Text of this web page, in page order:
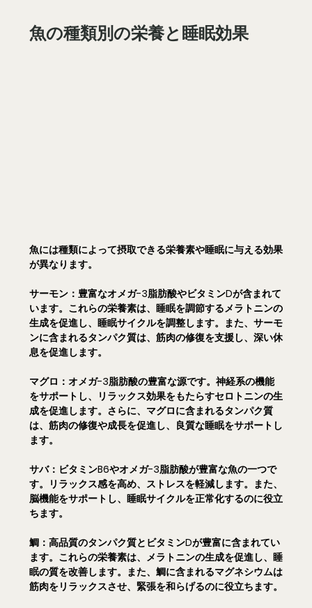
魚の種類別の栄養と睡眠効果
魚には種類によって摂取できる栄養素や睡眠に与える効果
が異なります。
サーモン： 豊富なオメガ-3脂肪酸やビタミンDが含まれて
います。これらの栄養素は、睡眠を調節するメラトニンの
生成を促進し、睡眠サイクルを調整します。また、サーモ
ンに含まれるタンパク質は、筋肉の修復を支援し、深い休
息を促進します。
マグロ： オメガ-3脂肪酸の豊富な源です。神経系の機能
をサポートし、リラックス効果をもたらすセロトニンの生
成を促進します。さらに、マグロに含まれるタンパク質
は、筋肉の修復や成長を促進し、良質な睡眠をサポートし
ます。
サバ： ビタミンB6やオメガ-3脂肪酸が豊富な魚の一つで
す。リラックス感を高め、ストレスを軽減します。また、
脳機能をサポートし、睡眠サイクルを正常化するのに役立
ちます。
鯛： 高品質のタンパク質とビタミンDが豊富に含まれてい
ます。これらの栄養素は、メラトニンの生成を促進し、睡
眠の質を改善します。また、鯛に含まれるマグネシウムは
筋肉をリラックスさせ、緊張を和らげるのに役立ちます。